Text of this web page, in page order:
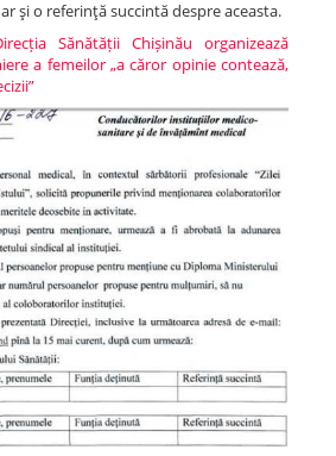
şi o referinţă succintă despre aceasta.
Sănătății Chișinău organizează
a femeilor „a căror opinie contează,